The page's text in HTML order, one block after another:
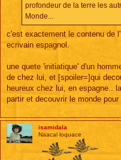
profondeur de la terre les
Monde...
c'est exactement le contenu de
ecrivain espagnol.
une quete 'initiatique' d'un
de chez lui, et [spoiler=]qui
heureux chez lui, en espagne..
partir et decouvrir le monde
isamidala
Naacal loquace